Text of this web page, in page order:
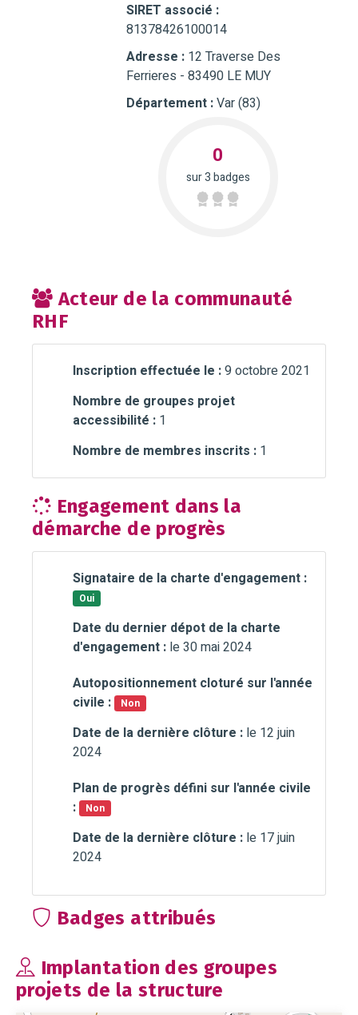
SIRET associé :
81378426100014
Adresse : 12 Traverse Des
Ferrieres - 83490 LE MUY
Département :Var (83)
0
sur 3 badges
Acteur de la communauté
RHF
Inscription effectuée le :9 octobre 2021
Nombre de groupes projet
accessibilité : 1
Nombre de membres inscrits : 1
Engagement dans la
démarche de progrès
Signataire de la charte d'engagement :
Oui
Date du dernier dépot de la charte
d'engagement : le 30 mai 2024
Autopositionnement cloturé sur l'année
civile :
Non
Date de la dernière clôture : le 12 juin
2024
Plan de progrès défini sur l'année civile
:
Non
Date de la dernière clôture : le 17 juin
2024
Badges attribués
Implantation des groupes
projets de la structure